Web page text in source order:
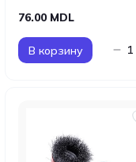
76.00 MDL
В корзину